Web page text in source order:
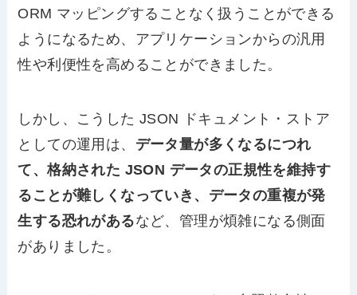
ORM マッピングすることなく扱うことができる
ようになるため、アプリケーションからの汎用
性や利便性を高めることができました。
しかし、こうした JSON ドキュメント・ストア
としての運用は、 データ量が多くなるにつれ
て、格納された JSON データの正規性を維持す
ることが難しくなっていき、データの重複が発
生する恐れがあるなど、管理が煩雑になる側面
がありました。